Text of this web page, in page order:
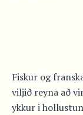
Fiskur og
viljið reyna að
ykkur i